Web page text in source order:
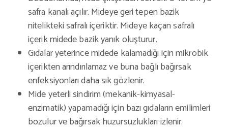
safra kanalı açılır. Mideye geri tepen bazik
nitelikteki safralı içeriktir. Mideye kaçan safralı
içerik midede bazik yanık oluşturur.
Gıdalar yeterince midede kalamadığı için mikrobik
içerikten arındırılamaz ve buna bağlı bağırsak
enfeksiyonları daha sık gözlenir.
Mide yeterli sindirim (mekanik-kimyasal-
enzimatik) yapamadığı için bazı gıdaların emilimleri
bozulur ve bağırsak huzursuzlukları izlenir.